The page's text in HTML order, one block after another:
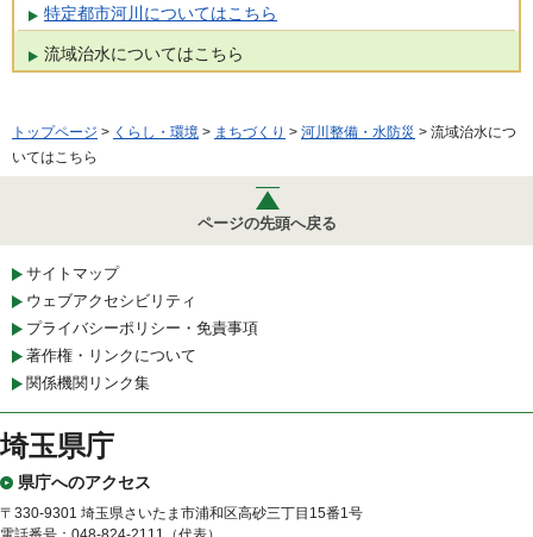
特定都市河川についてはこちら
流域治水についてはこちら
トップページ > くらし・環境 > まちづくり > 河川整備・水防災 > 流域治水につ
いてはこちら
ページの先頭へ戻る
サイトマップ
ウェブアクセシビリティ
プライバシーポリシー・免責事項
著作権・リンクについて
関係機関リンク集
埼玉県庁
県庁へのアクセス
〒330-9301 埼玉県さいたま市浦和区高砂三丁目15番1号